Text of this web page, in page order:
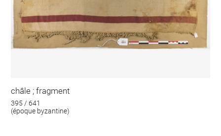
châle ; fragment
395 / 641
(époque byzantine)